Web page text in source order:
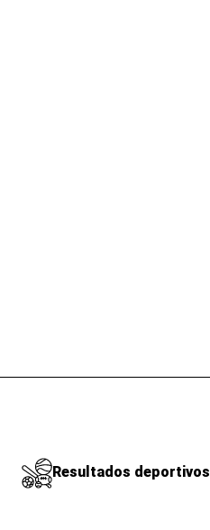
Resultados deportivos